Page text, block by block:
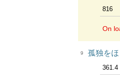
816
On
9 孤独を
361.4